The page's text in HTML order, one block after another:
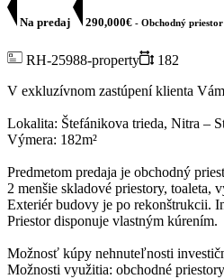
Na predaj 290,000€ - Obchodný priestor
RH-25988-property
182
V exkluzívnom zastúpení klienta
Lokalita: Štefánikova trieda, Nitra –
Výmera: 182m²
Predmetom predaja je obchodný
2 menšie skladové priestory, toaleta,
Exteriér budovy je po rekonštrukcii.
Priestor disponuje vlastným kúrením.
Možnosť kúpy nehnuteľnosti
Možnosti využitia: obchodné